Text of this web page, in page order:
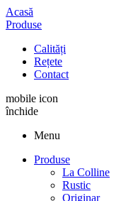
Acasă
Produse
Calități
Rețete
Contact
mobile icon
închide
Menu
Produse
La Colline
Rustic
Originar